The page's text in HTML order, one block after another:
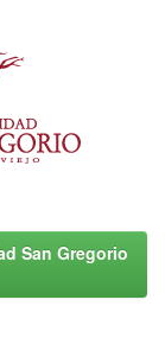
San Gregorio